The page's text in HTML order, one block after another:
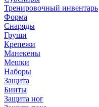
Тренировочный инвентарь
Форма
Снаряды
Груши
Крепежи
Манекены
Мешки
Наборы
Защита
Бинты
Защита ног